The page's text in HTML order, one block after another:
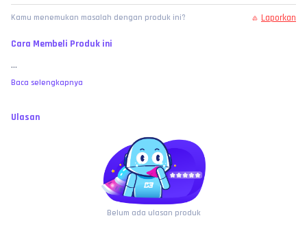
Kamu menemukan masalah dengan produk ini? Laporkan
Cara Membeli Produk ini
...
Baca selengkapnya
Ulasan
Belum ada ulasan produk